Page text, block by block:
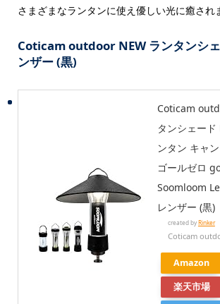
さまざまなランタンに使え優しい光に癒され
Coticam outdoor NEW ランタンシ
ンザー (黒)
Coticam
タンシェード
ンタン キャ
ゴールゼロ
Soomloom
レンザー (黒)
created by Rinker
Coticam
Amazon
楽天市場